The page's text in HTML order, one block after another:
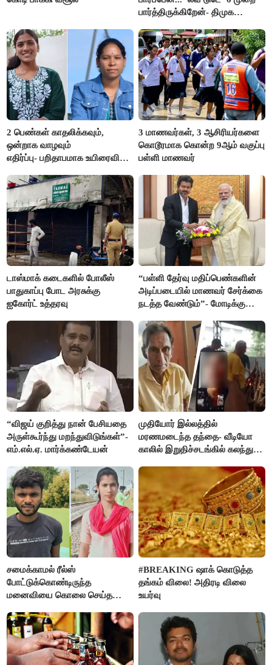
பார்த்திருக்கிறேன்- திமுக
2 பெண்கள் காதலிக்கவும்,
ஒன்றாக வாழவும்
எதிர்ப்பு- பறிதாபமாக உயிரைவிட்ட
3 மாணவர்கள், 3 ஆசிரியர்களை
கொடூரமாக கொன்ற 9ஆம் வகுப்பு
பள்ளி மாணவர்
டாஸ்மாக் கடைகளில் போலீஸ்
பாதுகாப்பு போட அரசுக்கு
ஐகோர்ட் உத்தரவு
“பள்ளி தேர்வு மதிப்பெண்களின்
அடிப்படையில் மாணவர் சேர்க்கை
நடத்த வேண்டும்”- மோடிக்கு
“விஜய் குறித்து நான் பேசியதை
அருள்கூர்ந்து மறந்துவிடுங்கள்”-
எம்.எல்.ஏ. மார்க்கண்டேயன்
முதியோர் இல்லத்தில்
மரணமடைந்த தந்தை- வீடியோ
காலில் இறுதிச்சடங்கில் கலந்து
சமைக்காமல் ரீல்ஸ்
போட்டுக்கொண்டிருந்த
மனைவியை கொலை செய்த
#BREAKING ஷாக் கொடுத்த
தங்கம் விலை! அதிரடி விலை
உயர்வு